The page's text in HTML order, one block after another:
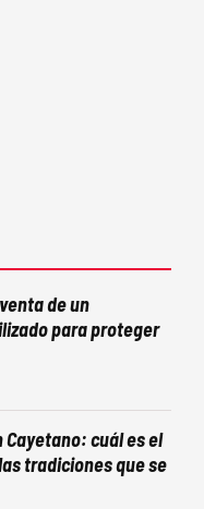
de un
para proteger
Cayetano: cuál es el
tradiciones que se